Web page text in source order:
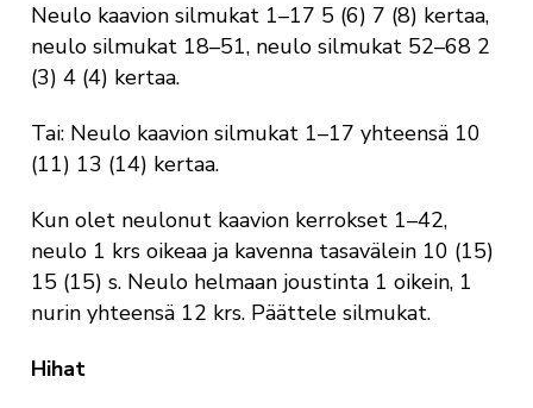
Neulo kaavion silmukat 1–17 5 (6) 7 (8) kertaa,
neulo silmukat 18–51, neulo silmukat 52–68 2
(3) 4 (4) kertaa.
Tai:Neulo kaavion silmukat 1–17 yhteensä 10
(11) 13 (14) kertaa.
Kun olet neulonut kaavion kerrokset 1–42,
neulo 1 krs oikeaa ja kavenna tasavälein 10 (15)
15 (15) s. Neulo helmaan joustinta 1 oikein, 1
nurin yhteensä 12 krs. Päättele silmukat.
Hihat